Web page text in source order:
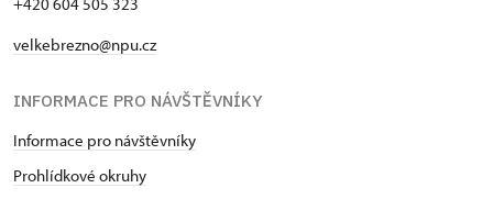
velkebrezno@npu.cz
INFORMACE PRO NÁVŠTĚVNÍKY
Informace pro návštěvníky
Prohlídkové okruhy